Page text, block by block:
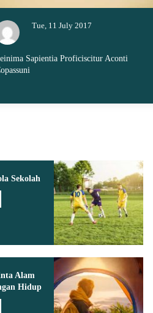
Tue, 11 July 2017
Sapientia Proficiscitur Aconti
Sekolah
Alam
Hidup